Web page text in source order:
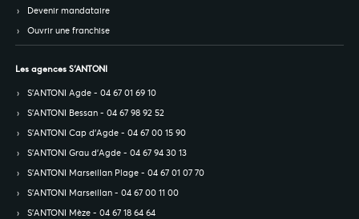
Devenir mandataire
Ouvrir une franchise
Les agences S’ANTONI
S’ANTONI Agde - 04 67 01 69 10
S’ANTONI Bessan - 04 67 98 92 52
S’ANTONI Cap d'Agde - 04 67 00 15 90
S’ANTONI Grau d'Agde - 04 67 94 30 13
S’ANTONI Marseillan Plage - 04 67 01 07 70
S’ANTONI Marseillan - 04 67 00 11 00
S’ANTONI Mèze - 04 67 18 64 64